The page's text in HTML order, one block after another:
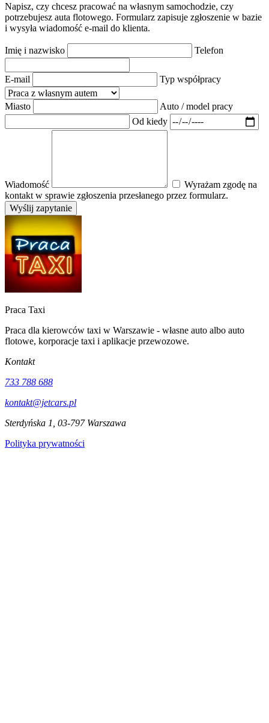
Napisz, czy chcesz pracować na własnym samochodzie, czy
potrzebujesz auta flotowego. Formularz zapisuje zgłoszenie w bazie
i wysyła wiadomość e-mail do klienta.
Imię i nazwisko Telefon
E-mail Typ współpracy
Miasto
Auto / model pracy
Od kiedy
Wiadomość
Wyrażam zgodę na
kontakt w sprawie zgłoszenia przesłanego przez formularz.
Wyślij zapytanie
Praca Taxi
Praca dla kierowców taxi w Warszawie - własne auto albo auto
flotowe, korporacje taxi i aplikacje przewozowe.
Kontakt
733 788 688
kontakt@jetcars.pl
Sterdyńska 1, 03-797 Warszawa
Polityka prywatności